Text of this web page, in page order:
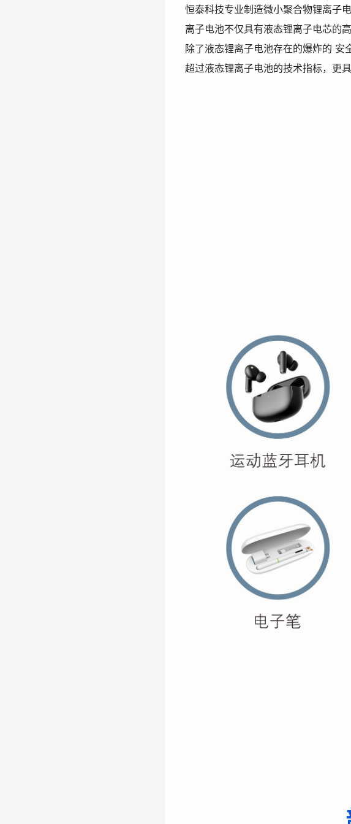
恒泰科技专业制造微小聚合物锂离子
离子电池不仅具有液态锂离子电芯的
除了液态锂离子电池存在的爆炸的
超过液态锂离子电池的技术指标，更具